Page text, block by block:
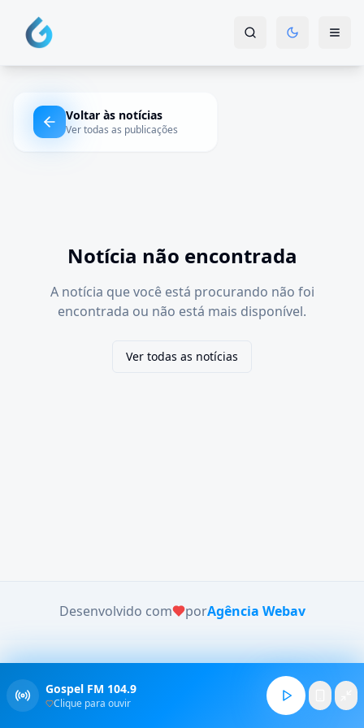
Voltar às notícias
Ver todas as publicações
Notícia não encontrada
A notícia que você está procurando não foi
encontrada ou não está mais disponível.
Ver todas as notícias
Desenvolvido com porAgência Webav
Gospel FM 104.9
Clique para ouvir